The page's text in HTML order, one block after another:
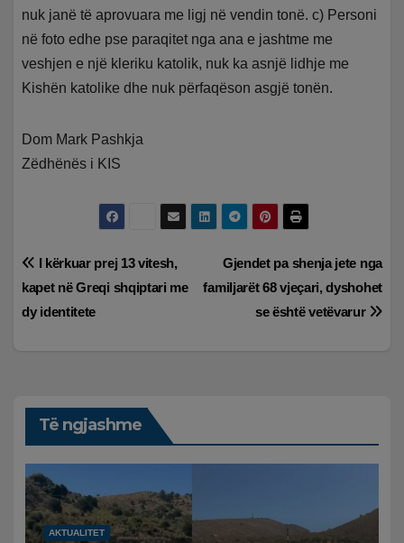
nuk janë të aprovuara me ligj në vendin tonë. c) Personi
në foto edhe pse paraqitet nga ana e jashtme me
veshjen e një kleriku katolik, nuk ka asnjë lidhje me
Kishën katolike dhe nuk përfaqëson asgjë tonën.
Dom Mark Pashkja
Zëdhënës i KIS
Lëvizje
te
Gjendet pa shenja jete nga
familjarët 68 vjeçari, dyshohet
se është vetëvarur
I kërkuar prej 13 vitesh,
kapet në Greqi shqiptari me
dy identitete
Të ngjashme
AKTUALITET